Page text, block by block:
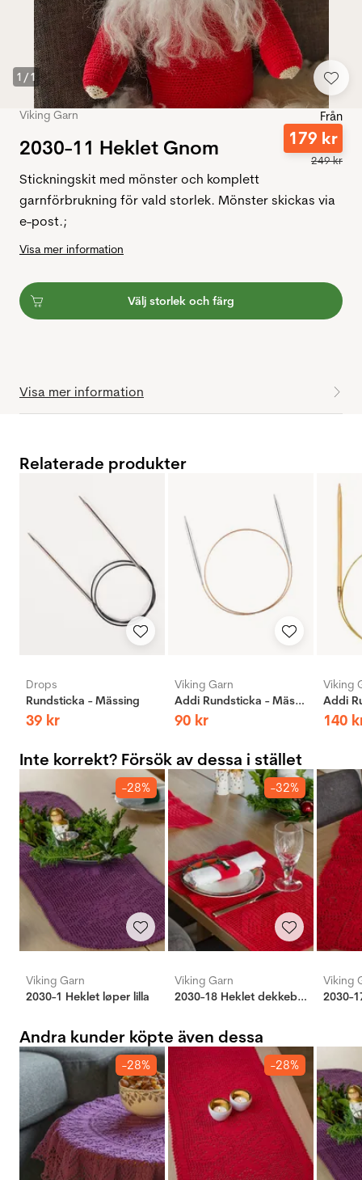
1 /1
Viking Garn
2030-11 Heklet Gnom
Från
179 kr
249kr
Stickningskit med mönster och komplett
garnförbrukning för vald storlek. Mönster skickas via
e-post.;
Visa mer information
Välj storlek och färg
Visa mer information
Relaterade produkter
Drops
Rundsticka - Mässing
39 kr
Viking Garn
Addi Rundsticka - Mässing
90 kr
Viking
140
Inte korrekt? Försök av dessa i stället
-28%
Viking Garn
2030-1 Heklet løper lilla
-32%
Viking Garn
2030-18 Heklet dekkebrikke
Viking
2030-
Andra kunder köpte även dessa
-28% -28%